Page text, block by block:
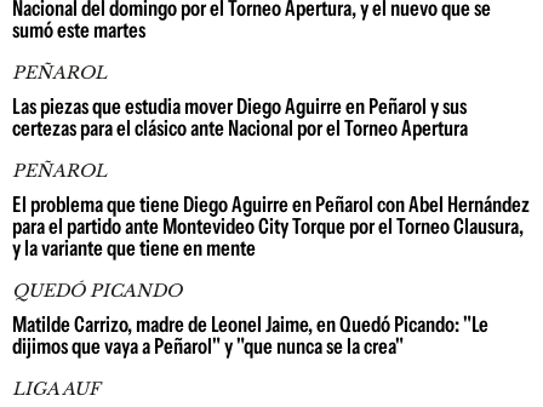
Nacional del domingo por el Torneo Apertura, y el nuevo que se
sumó este martes
PEÑAROL
Las piezas que estudia mover Diego Aguirre en Peñarol y sus
certezas para el clásico ante Nacional por el Torneo Apertura
PEÑAROL
El problema que tiene Diego Aguirre en Peñarol con Abel Hernández
para el partido ante Montevideo City Torque por el Torneo Clausura,
y la variante que tiene en mente
QUEDÓ PICANDO
Matilde Carrizo, madre de Leonel Jaime, en Quedó Picando: "Le
dijimos que vaya a Peñarol" y "que nunca se la crea"
LIGA AUF